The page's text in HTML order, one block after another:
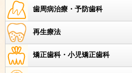
歯周病治療・予防歯科
再生療法
矯正歯科・小児矯正歯科